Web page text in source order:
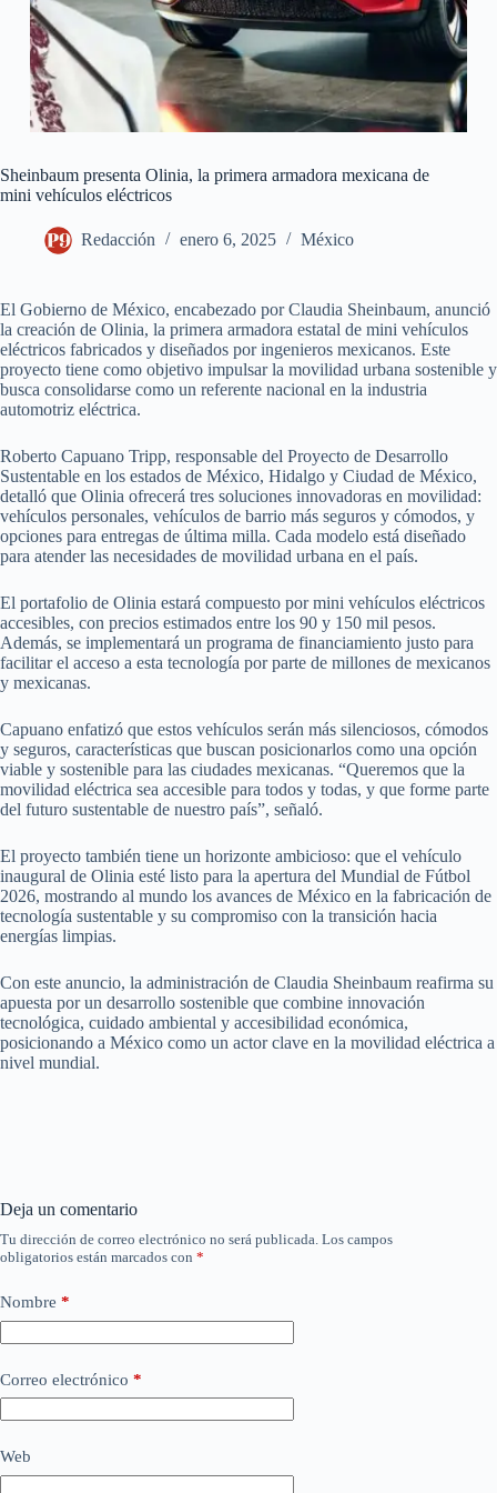
Sheinbaum presenta Olinia, la primera armadora mexicana de
mini vehículos eléctricos
Redacción enero 6, 2025 México
El Gobierno de México, encabezado por Claudia Sheinbaum, anunció
la creación de Olinia, la primera armadora estatal de mini vehículos
eléctricos fabricados y diseñados por ingenieros mexicanos. Este
proyecto tiene como objetivo impulsar la movilidad urbana sostenible y
busca consolidarse como un referente nacional en la industria
automotriz eléctrica.
Roberto Capuano Tripp, responsable del Proyecto de Desarrollo
Sustentable en los estados de México, Hidalgo y Ciudad de México,
detalló que Olinia ofrecerá tres soluciones innovadoras en movilidad:
vehículos personales, vehículos de barrio más seguros y cómodos, y
opciones para entregas de última milla. Cada modelo está diseñado
para atender las necesidades de movilidad urbana en el país.
El portafolio de Olinia estará compuesto por mini vehículos eléctricos
accesibles, con precios estimados entre los 90 y 150 mil pesos.
Además, se implementará un programa de financiamiento justo para
facilitar el acceso a esta tecnología por parte de millones de mexicanos
y mexicanas.
Capuano enfatizó que estos vehículos serán más silenciosos, cómodos
y seguros, características que buscan posicionarlos como una opción
viable y sostenible para las ciudades mexicanas. “Queremos que la
movilidad eléctrica sea accesible para todos y todas, y que forme parte
del futuro sustentable de nuestro país”, señaló.
El proyecto también tiene un horizonte ambicioso: que el vehículo
inaugural de Olinia esté listo para la apertura del Mundial de Fútbol
2026, mostrando al mundo los avances de México en la fabricación de
tecnología sustentable y su compromiso con la transición hacia
energías limpias.
Con este anuncio, la administración de Claudia Sheinbaum reafirma su
apuesta por un desarrollo sostenible que combine innovación
tecnológica, cuidado ambiental y accesibilidad económica,
posicionando a México como un actor clave en la movilidad eléctrica a
nivel mundial.
Deja un comentario
Tu dirección de correo electrónico no será publicada. Los campos
obligatorios están marcados con *
Nombre *
Correo electrónico *
Web